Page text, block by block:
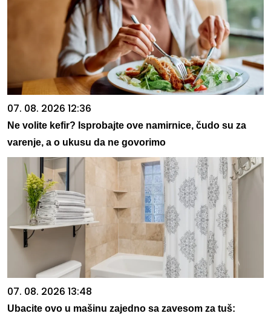
07. 08. 2026 12:36
Ne volite kefir? Isprobajte ove namirnice, čudo su za
varenje, a o ukusu da ne govorimo
07. 08. 2026 13:48
Ubacite ovo u mašinu zajedno sa zavesom za tuš: